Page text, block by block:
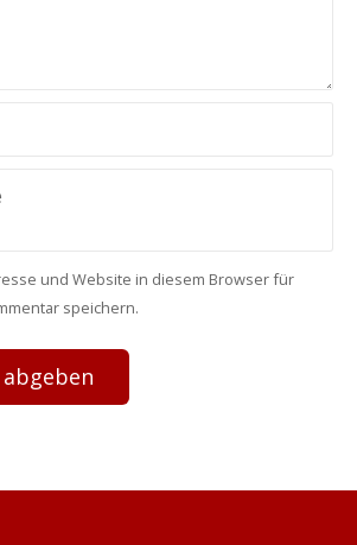
und Website in diesem Browser für
speichern.